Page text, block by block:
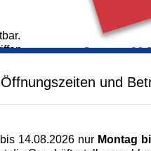
Sonntag,
Arnulfstr. 166
München
und
14.08.2026 nur Montag